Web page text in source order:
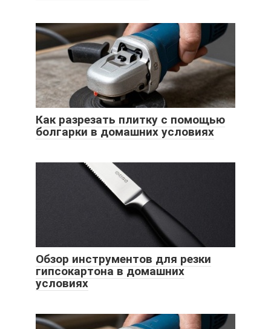
Как разрезать плитку с помощью
болгарки в домашних условиях
Обзор инструментов для резки
гипсокартона в домашних
условиях